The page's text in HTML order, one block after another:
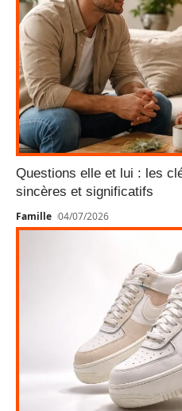
Questions elle et lui : les
sincères et significatifs
Famille 04/07/2026